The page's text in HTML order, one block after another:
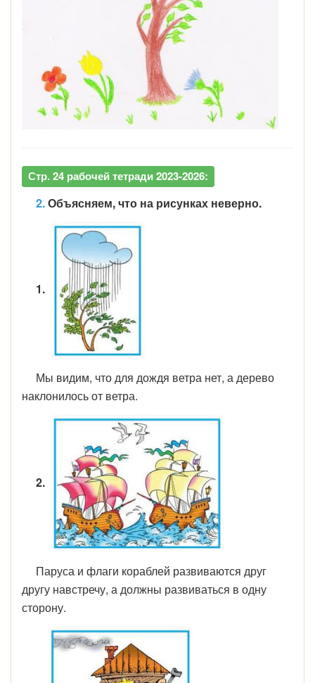
Стр. 24 рабочей тетради 2023-2026:
2.Объясняем, что на рисунках неверно.
1.
Мы видим, что для дождя ветра нет, а дерево
наклонилось от ветра.
2.
Паруса и флаги кораблей развиваются друг
другу навстречу, а должны развиваться в одну
сторону.